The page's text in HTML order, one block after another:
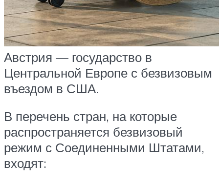
Австрия — государство в
Центральной Европе с безвизовым
въездом в США.
В перечень стран, на которые
распространяется безвизовый
режим с Соединенными Штатами,
входят: